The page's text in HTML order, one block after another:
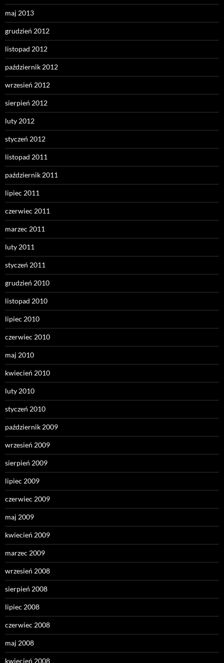
maj 2013
grudzień 2012
listopad 2012
październik 2012
wrzesień 2012
sierpień 2012
luty 2012
styczeń 2012
listopad 2011
październik 2011
lipiec 2011
czerwiec 2011
marzec 2011
luty 2011
styczeń 2011
grudzień 2010
listopad 2010
lipiec 2010
czerwiec 2010
maj 2010
kwiecień 2010
luty 2010
styczeń 2010
październik 2009
wrzesień 2009
sierpień 2009
lipiec 2009
czerwiec 2009
maj 2009
kwiecień 2009
marzec 2009
wrzesień 2008
sierpień 2008
lipiec 2008
czerwiec 2008
maj 2008
kwiecień 2008